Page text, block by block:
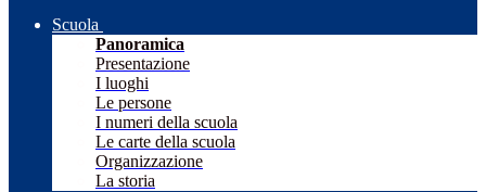
Scuola
Panoramica
Presentazione
I luoghi
Le persone
I numeri della scuola
Le carte della scuola
Organizzazione
La storia